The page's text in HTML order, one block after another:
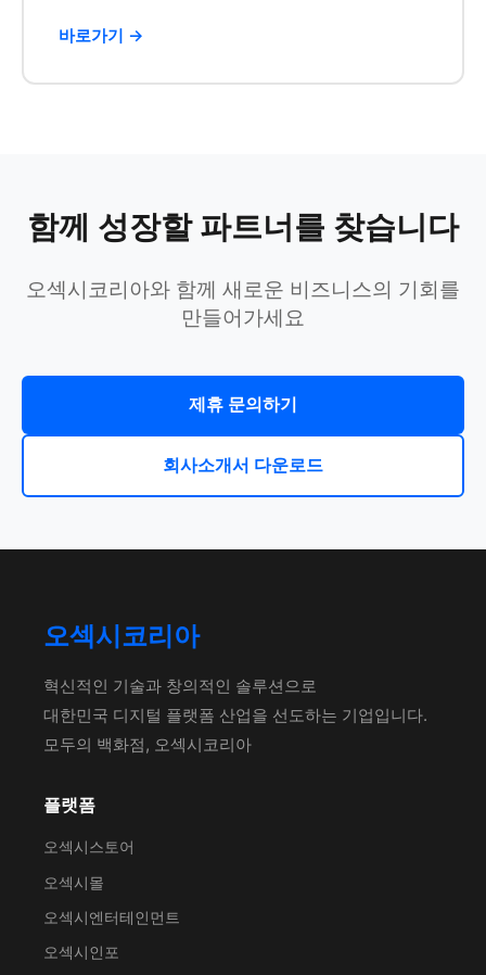
바로가기 →
함께 성장할 파트너를 찾습니다
오섹시코리아와 함께 새로운 비즈니스의 기회를
만들어가세요
제휴 문의하기
회사소개서 다운로드
오섹시코리아
혁신적인 기술과 창의적인 솔루션으로
대한민국 디지털 플랫폼 산업을 선도하는 기업입니다.
모두의 백화점, 오섹시코리아
플랫폼
오섹시스토어
오섹시몰
오섹시엔터테인먼트
오섹시인포